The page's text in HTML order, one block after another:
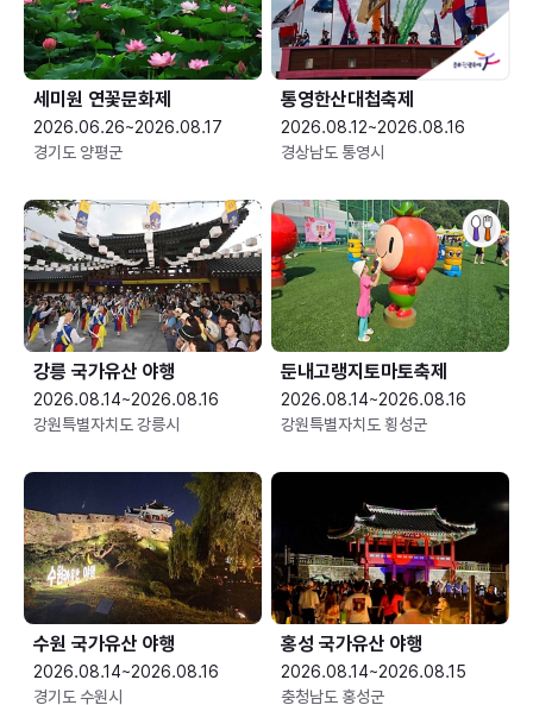
세미원 연꽃문화제
2026.06.26~2026.08.17
경기도 양평군
통영한산대첩축제
2026.08.12~2026.08.16
경상남도 통영시
강릉 국가유산 야행
2026.08.14~2026.08.16
강원특별자치도 강릉시
둔내고랭지토마토축제
2026.08.14~2026.08.16
강원특별자치도 횡성군
수원 국가유산 야행
2026.08.14~2026.08.16
경기도 수원시
홍성 국가유산 야행
2026.08.14~2026.08.15
충청남도 홍성군